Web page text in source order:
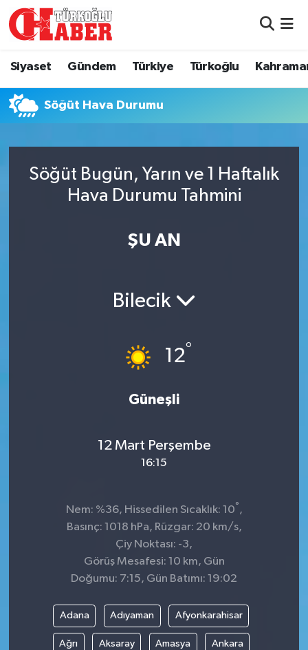
Siyaset Gündem Türkiye Türkoğlu
Söğüt Hava Durumu
Söğüt Bugün, Yarın ve 1 Haftalık
Hava Durumu Tahmini
ŞU AN
Bilecik
12°
Güneşli
12 Mart Perşembe
16:15
Nem: %36, Hissedilen Sıcaklık: 10° ,
Basınç: 1018 hPa, Rüzgar: 20 km/s,
Çiy Noktası: -3,
Görüş Mesafesi: 10 km, Gün
Doğumu: 7:15, Gün Batımı: 19:02
Adana Adıyaman Afyonkarahisar
Ağrı Aksaray Amasya Ankara
Gündem
Türkiye
Kahramanmaraş
Hava Durumu
Namaz Vakitleri
Süper Lig Puan Durumu ve Fikstür